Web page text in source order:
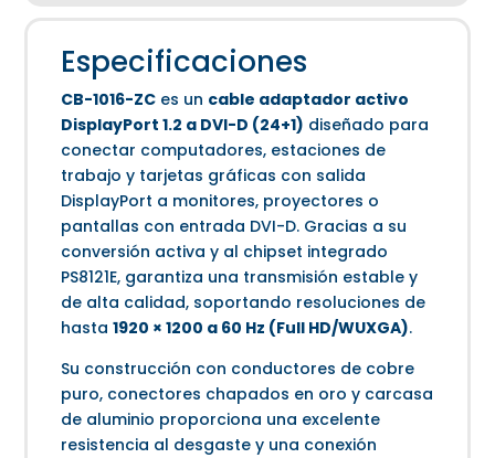
Especificaciones
CB-1016-ZC es un cable adaptador activo
DisplayPort 1.2 a DVI-D (24+1) diseñado para
conectar computadores, estaciones de
trabajo y tarjetas gráficas con salida
DisplayPort a monitores, proyectores o
pantallas con entrada DVI-D. Gracias a su
conversión activa y al chipset integrado
PS8121E, garantiza una transmisión estable y
de alta calidad, soportando resoluciones de
hasta1920 × 1200 a 60 Hz (Full HD/WUXGA).
Su construcción con conductores de cobre
puro, conectores chapados en oro y carcasa
de aluminio proporciona una excelente
resistencia al desgaste y una conexión